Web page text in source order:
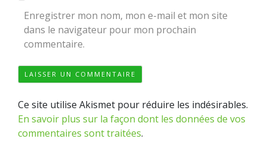
Enregistrer mon nom, mon e-mail et mon site
dans le navigateur pour mon prochain
commentaire.
Ce site utilise Akismet pour réduire les indésirables.
En savoir plus sur la façon dont les données de vos
commentaires sont traitées.